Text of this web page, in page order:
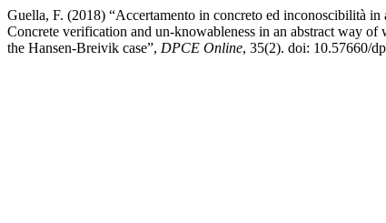
Guella, F. (2018) “Accertamento in concreto ed inconoscibilità
Concrete verification and un-knowableness in an abstract way
the Hansen-Breivik case”, DPCE Online, 35(2). doi: 10.57660/